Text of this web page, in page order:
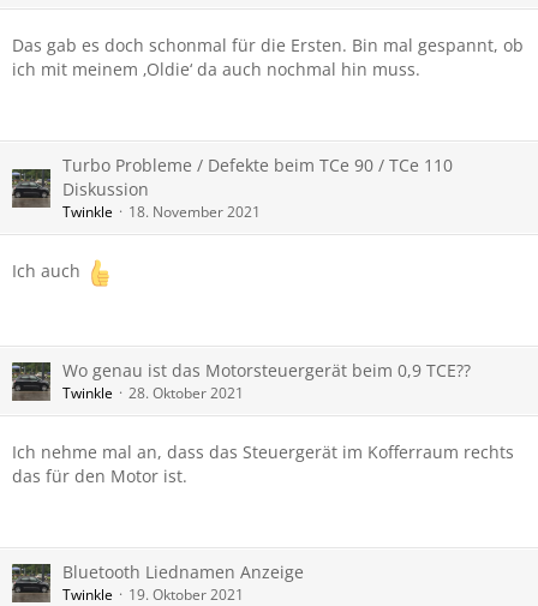
Das gab es doch schonmal für die Ersten. Bin mal gespannt, ob
ich mit meinem ‚Oldie‘ da auch nochmal hin muss.
Turbo Probleme / Defekte beim TCe 90 / TCe 110
Diskussion
Twinkle 18. November 2021
Ich auch
Wo genau ist das Motorsteuergerät beim 0,9 TCE??
Twinkle 28. Oktober 2021
Ich nehme mal an, dass das Steuergerät im Kofferraum rechts
das für den Motor ist.
Bluetooth Liednamen Anzeige
Twinkle 19. Oktober 2021